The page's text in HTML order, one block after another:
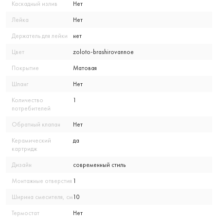
Каскадный излив Нет
Лейка Нет
Держатель для лейки нет
Цвет zoloto-brashirovannoe
Покрытие Матовая
Шланг Нет
Количество
потребителей
1
Обратный клапан Нет
Керамический
картридж
да
Дизайн современный стиль
Монтажные отверстия 1
Ширина смесителя, см10
Термостат Нет